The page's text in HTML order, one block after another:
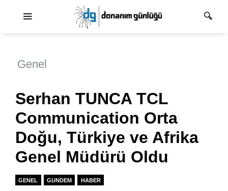
Genel
Serhan TUNCA TCL
Communication Orta
Doğu, Türkiye ve Afrika
Genel Müdürü Oldu
GENEL GUNDEM HABER